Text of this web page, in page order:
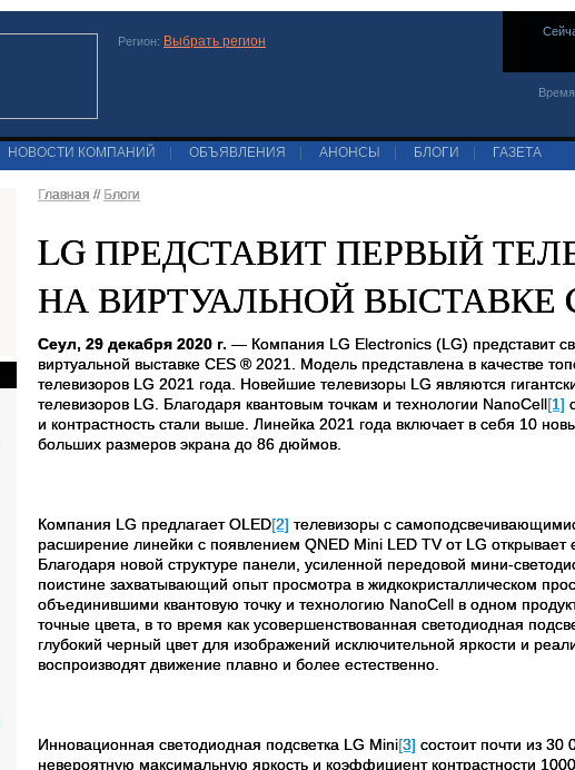
Регион: Выбрать регион
НОВОСТИ КОМПАНИЙ ОБЪЯВЛЕНИЯ АНОНСЫ БЛОГИ ГАЗЕТА
Главная // Блоги
LG ПРЕДСТАВИТ ПЕРВЫЙ
НА ВИРТУАЛЬНОЙ ВЫСТАВКЕ
Сеул, 29 декабря 2020 г. — Компания LG Electronics (LG) представит
виртуальной выставке CES ® 2021. Модель представлена в качестве
телевизоров LG 2021 года. Новейшие телевизоры LG являются
телевизоров LG . Благодаря квантовым точкам и технологии NanoCell[1]
и контрастность стали выше. Линейка 2021 года включает в себя 10
больших размеров экрана до 86 дюймов.
Компания LG предлагаетOLED[2] телевизоры с
расширение линейки с появлением QNED Mini LED TVот LG открывает
Благодаря новой структуре панели, усиленной передовой мини-
поистине захватывающий опыт просмотра в жидкокристаллическом
объединившими квантовую точку и технологию NanoCell в одном
точные цвета, в то время как усовершенствованная светодиодная
глубокий черный цвет для изображений исключительной яркости и
воспроизводят движение плавно и более естественно.
Инновационная светодиодная подсветка LG Mini[3] состоит почти из
невероятную максимальную яркость и коэффициент контрастности